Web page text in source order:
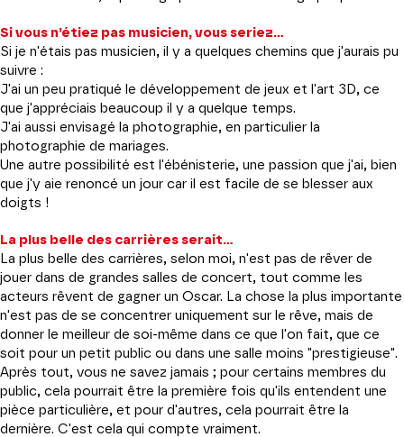
Si vous n’étiez pas musicien, vous seriez…
Si je n'étais pas musicien, il y a quelques chemins que j'aurais pu
suivre :
J'ai un peu pratiqué le développement de jeux et l'art 3D, ce
que j'appréciais beaucoup il y a quelque temps.
J'ai aussi envisagé la photographie, en particulier la
photographie de mariages.
Une autre possibilité est l'ébénisterie, une passion que j'ai, bien
que j'y aie renoncé un jour car il est facile de se blesser aux
doigts !
La plus belle des carrières serait…
La plus belle des carrières, selon moi, n'est pas de rêver de
jouer dans de grandes salles de concert, tout comme les
acteurs rêvent de gagner un Oscar. La chose la plus importante
n'est pas de se concentrer uniquement sur le rêve, mais de
donner le meilleur de soi-même dans ce que l'on fait, que ce
soit pour un petit public ou dans une salle moins "prestigieuse".
Après tout, vous ne savez jamais ; pour certains membres du
public, cela pourrait être la première fois qu'ils entendent une
pièce particulière, et pour d'autres, cela pourrait être la
dernière. C'est cela qui compte vraiment.